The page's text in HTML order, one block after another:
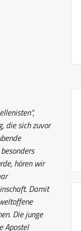
die sich zuvor
hören wir
Damit
Die junge
Apostel